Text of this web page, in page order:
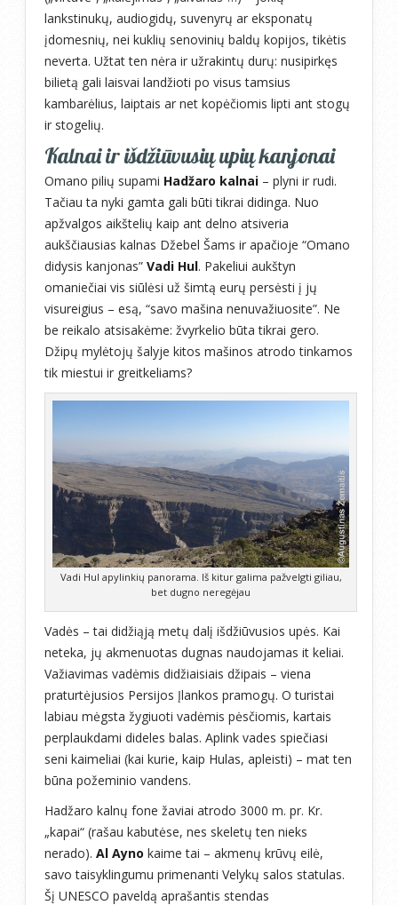
lankstinukų, audiogidų, suvenyrų ar eksponatų
įdomesnių, nei kuklių senovinių baldų kopijos, tikėtis
neverta. Užtat ten nėra ir užrakintų durų: nusipirkęs
bilietą gali laisvai landžioti po visus tamsius
kambarėlius, laiptais ar net kopėčiomis lipti ant stogų
ir stogelių.
Kalnai ir išdžiūvusių upių kanjonai
Omano pilių supami Hadžaro kalnai – plyni ir rudi.
Tačiau ta nyki gamta gali būti tikrai didinga. Nuo
apžvalgos aikštelių kaip ant delno atsiveria
aukščiausias kalnas Džebel Šams ir apačioje “Omano
didysis kanjonas” Vadi Hul. Pakeliui aukštyn
omaniečiai vis siūlėsi už šimtą eurų persėsti į jų
visureigius – esą, “savo mašina nenuvažiuosite”. Ne
be reikalo atsisakėme: žvyrkelio būta tikrai gero.
Džipų mylėtojų šalyje kitos mašinos atrodo tinkamos
tik miestui ir greitkeliams?
Vadi Hul apylinkių panorama. Iš kitur galima pažvelgti giliau,
bet dugno neregėjau
Vadės – tai didžiąją metų dalį išdžiūvusios upės. Kai
neteka, jų akmenuotas dugnas naudojamas it keliai.
Važiavimas vadėmis didžiaisiais džipais – viena
praturtėjusios Persijos Įlankos pramogų. O turistai
labiau mėgsta žygiuoti vadėmis pėsčiomis, kartais
perplaukdami dideles balas. Aplink vades spiečiasi
seni kaimeliai (kai kurie, kaip Hulas, apleisti) – mat ten
būna požeminio vandens.
Hadžaro kalnų fone žaviai atrodo 3000 m. pr. Kr.
„kapai“ (rašau kabutėse, nes skeletų ten nieks
nerado). Al Ayno kaime tai – akmenų krūvų eilė,
savo taisyklingumu primenanti Velykų salos statulas.
Šį UNESCO paveldą aprašantis stendas